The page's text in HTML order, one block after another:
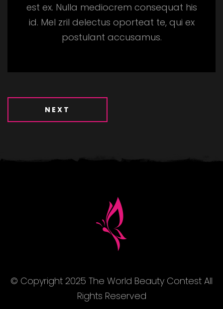
est ex. Nulla mediocrem consequat his
id. Mel zril delectus oporteat te, qui ex
postulant accusamus.
NEXT
© Copyright 2025 The World Beauty Contest All
Rights Reserved